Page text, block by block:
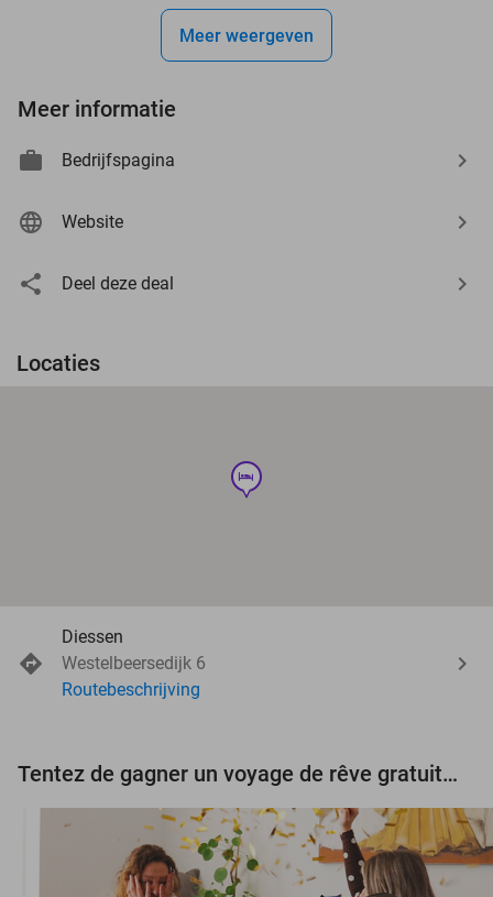
Meer weergeven
Meer informatie
Bedrijfspagina
Website
Deel deze deal
Locaties
hotel
Diessen
Westelbeersedijk 6
Routebeschrijving
Tentez de gagner un voyage de rêve gratuit d'une valeur de 3.000 € !